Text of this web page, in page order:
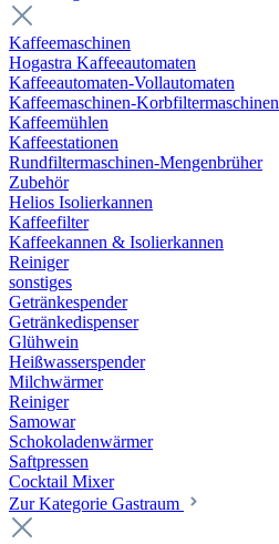
Kaffeemaschinen
Hogastra Kaffeeautomaten
Kaffeeautomaten-Vollautomaten
Kaffeemaschinen-Korbfiltermaschinen
Kaffeemühlen
Kaffeestationen
Rundfiltermaschinen-Mengenbrüher
Zubehör
Helios Isolierkannen
Kaffeefilter
Kaffeekannen & Isolierkannen
Reiniger
sonstiges
Getränkespender
Getränkedispenser
Glühwein
Heißwasserspender
Milchwärmer
Reiniger
Samowar
Schokoladenwärmer
Saftpressen
Cocktail Mixer
Zur Kategorie Gastraum